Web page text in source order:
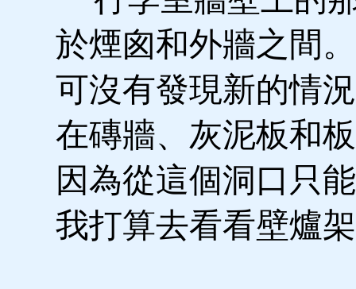
於煙囪和外牆之間
可沒有發現新的情
在磚牆、灰泥板和
因為從這個洞口只
我打算去看看壁爐